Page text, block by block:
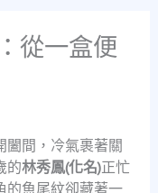
從一盒便
闔間，冷氣裹著關
的林秀鳳(化名)正忙
的魚尾紋卻藏著一